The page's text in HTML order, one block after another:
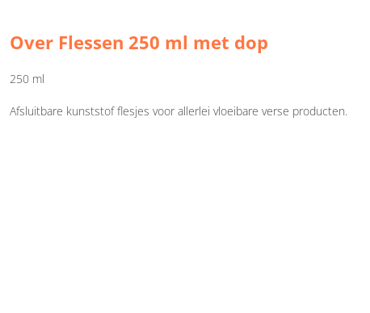
Over Flessen 250 ml met dop
250 ml
Afsluitbare kunststof flesjes voor allerlei vloeibare verse producten.